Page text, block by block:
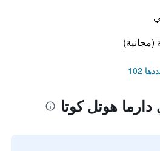
(مجانية)
102
هوتل كوتا